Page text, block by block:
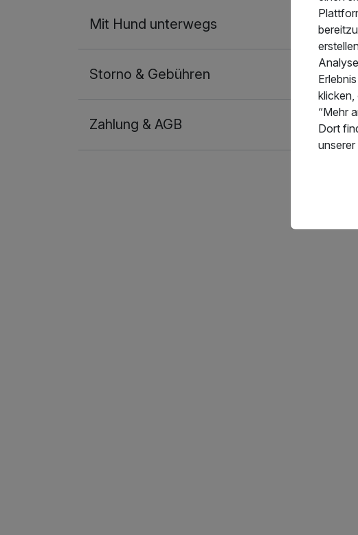
Mit Hund unterwegs
Storno & Gebühren
Zahlung & AGB
klicken,
“Mehr
Dort
unserer